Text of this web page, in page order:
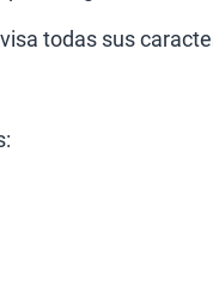
todas sus